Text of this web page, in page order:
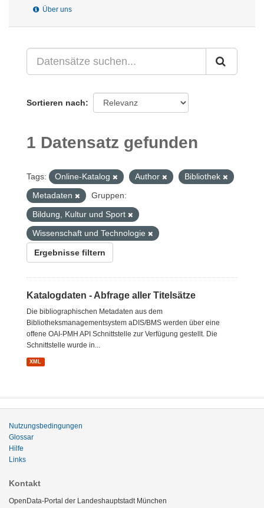
Über uns
Sortieren nach
1 Datensatz gefunden
Tags: Online-Katalog Author
Bibliothek
Metadaten
Gruppen:
Bildung, Kultur und Sport
Wissenschaft und Technologie
Ergebnisse filtern
Katalogdaten - Abfrage aller Titelsätze
Die bibliographischen Metadaten aus dem
Bibliotheksmanagementsystem aDIS/BMS werden über eine
offene OAI-PMH API Schnittstelle zur Verfügung gestellt. Die
Schnittstelle wurde in...
XML
Nutzungsbedingungen
Glossar
Hilfe
Links
Kontakt
OpenData-Portal der Landeshauptstadt München